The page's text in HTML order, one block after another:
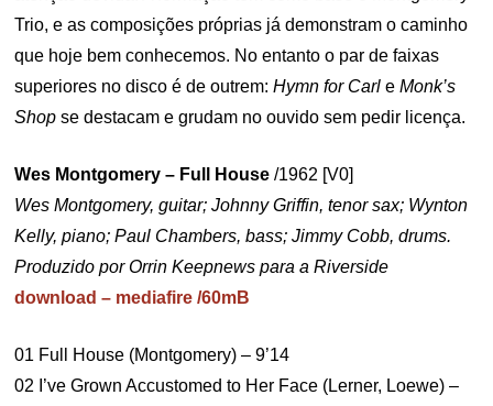
Trio, e as composições próprias já demonstram o caminho
que hoje bem conhecemos. No entanto o par de faixas
superiores no disco é de outrem:Hymn for Carl eMonk’s
Shop se destacam e grudam no ouvido sem pedir licença.
Wes Montgomery – Full House /1962 [V0]
Wes Montgomery, guitar; Johnny Griffin, tenor sax; Wynton
Kelly, piano; Paul Chambers, bass; Jimmy Cobb, drums.
Produzido por Orrin Keepnews para a Riverside
download – mediafire /60mB
01 Full House (Montgomery) – 9’14
02 I’ve Grown Accustomed to Her Face (Lerner, Loewe) –